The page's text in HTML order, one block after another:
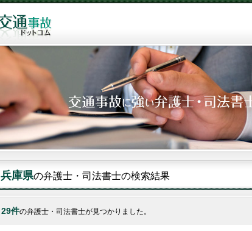
兵庫県の弁護士・司法書士の検索結果
29件の弁護士・司法書士が見つかりました。